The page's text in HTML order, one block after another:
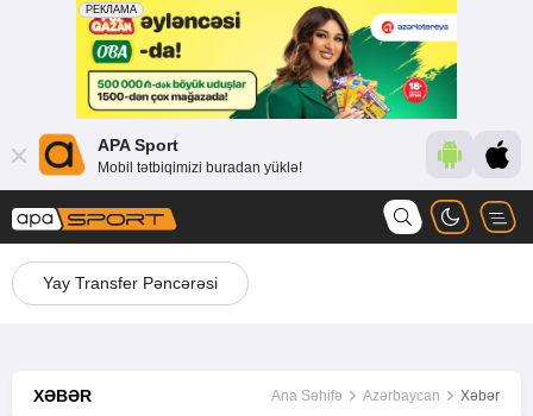
APA Sport
Mobil tətbiqimizi buradan yüklə!
Yay Transfer Pəncərəsi
XƏBƏR Ana Səhifə Azərbaycan Xəbər